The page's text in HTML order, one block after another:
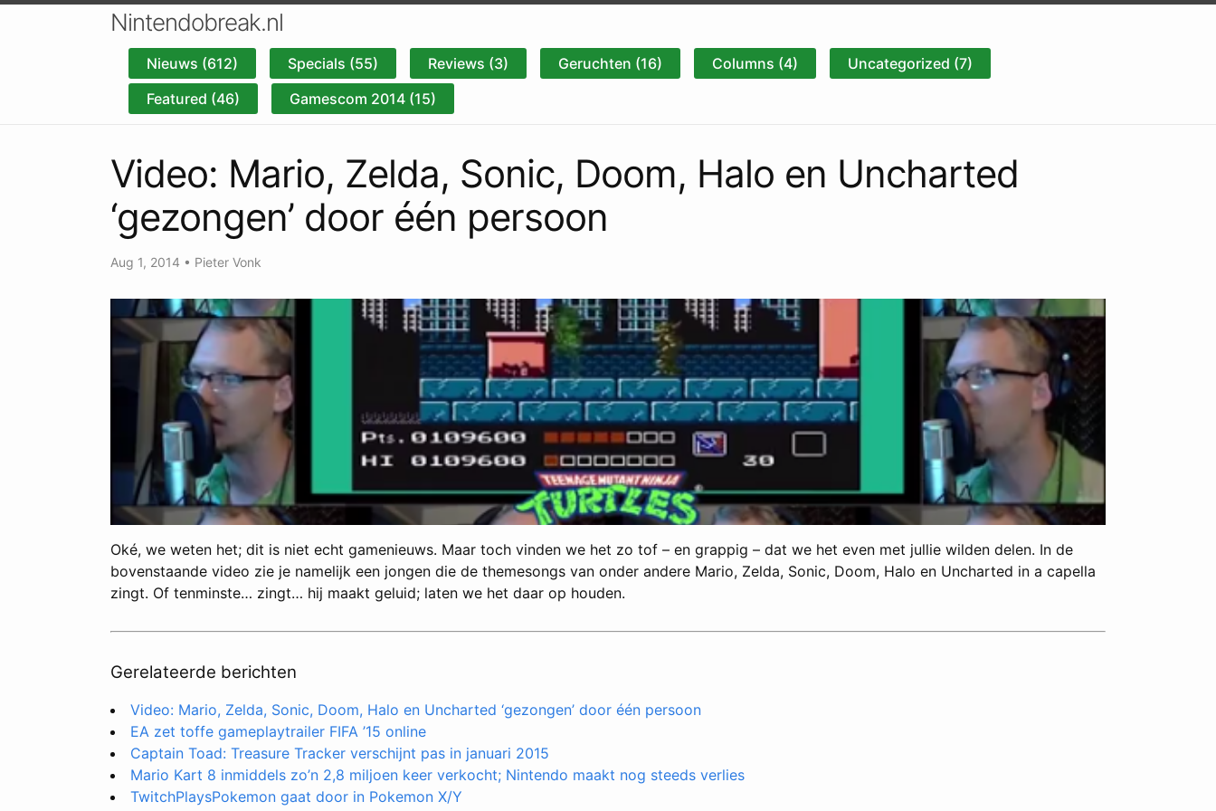
Nintendobreak.nl
Nieuws (612) Specials (55) Reviews (3) Geruchten (16) Columns (4)
Uncategorized (7)
Featured (46)
Gamescom 2014 (15)
Video: Mario, Zelda, Sonic, Doom, Halo en Uncharted
‘gezongen’ door één persoon
Aug 1, 2014 • Pieter Vonk
Oké, we weten het; dit is niet echt gamenieuws. Maar toch vinden we het zo tof – en grappig – dat we het even met jullie wilden delen. In de
bovenstaande video zie je namelijk een jongen die de themesongs van onder andere Mario, Zelda, Sonic, Doom, Halo en Uncharted in a capella
zingt. Of tenminste… zingt… hij maakt geluid; laten we het daar op houden.
Gerelateerde berichten
Video: Mario, Zelda, Sonic, Doom, Halo en Uncharted ‘gezongen’ door één persoon
EA zet toffe gameplaytrailer FIFA ’15 online
Captain Toad: Treasure Tracker verschijnt pas in januari 2015
Mario Kart 8 inmiddels zo’n 2,8 miljoen keer verkocht; Nintendo maakt nog steeds verlies
TwitchPlaysPokemon gaat door in Pokemon X/Y